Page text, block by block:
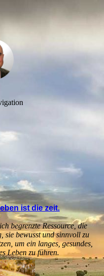
ist die zeit.
begrenzte Ressource, die
sie bewusst und sinnvoll zu
um ein langes, gesundes,
Leben zu führen.